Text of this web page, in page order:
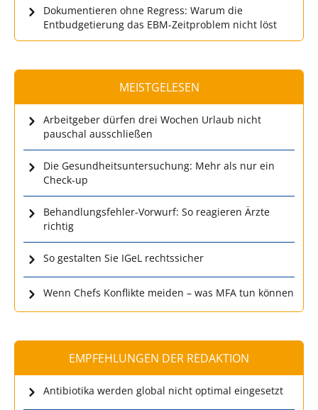
Dokumentieren ohne Regress: Warum die
Entbudgetierung das EBM-Zeitproblem nicht löst
MEISTGELESEN
Arbeitgeber dürfen drei Wochen Urlaub nicht
pauschal ausschließen
Die Gesundheitsuntersuchung: Mehr als nur ein
Check-up
Behandlungsfehler-Vorwurf: So reagieren Ärzte
richtig
So gestalten Sie IGeL rechtssicher
Wenn Chefs Konflikte meiden – was MFA tun können
EMPFEHLUNGEN DER REDAKTION
Antibiotika werden global nicht optimal eingesetzt